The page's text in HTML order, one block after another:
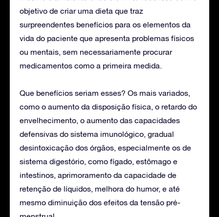
objetivo de criar uma dieta que traz
surpreendentes benefícios para os elementos da
vida do paciente que apresenta problemas físicos
ou mentais, sem necessariamente procurar
medicamentos como a primeira medida.
Que benefícios seriam esses? Os mais variados,
como o aumento da disposição física, o retardo do
envelhecimento, o aumento das capacidades
defensivas do sistema imunológico, gradual
desintoxicação dos órgãos, especialmente os de
sistema digestório, como fígado, estômago e
intestinos, aprimoramento da capacidade de
retenção de líquidos, melhora do humor, e até
mesmo diminuição dos efeitos da tensão pré-